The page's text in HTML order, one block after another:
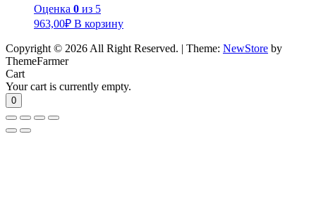
Оценка 0 из 5
963,00₽ В корзину
Copyright © 2026 All Right Reserved. | Theme: NewStore by
ThemeFarmer
Cart
Your cart is currently empty.
0